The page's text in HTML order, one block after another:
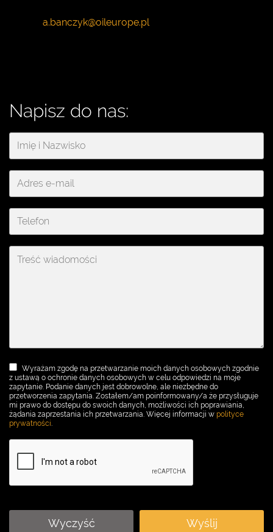
Napisz do nas:
Wyrażam zgodę na przetwarzanie moich danych osobowych zgodnie
z ustawą o ochronie danych osobowych w celu odpowiedzi na moje
zapytanie. Podanie danych jest dobrowolne, ale niezbędne do
przetworzenia zapytania. Zostałem/am poinformowany/a że przysługuje
mi prawo do dostępu do swoich danych, możliwości ich poprawiania,
żądania zaprzestania ich przetwarzania. Więcej informacji w polityce
prywatności.
Wyczyść Wyślij